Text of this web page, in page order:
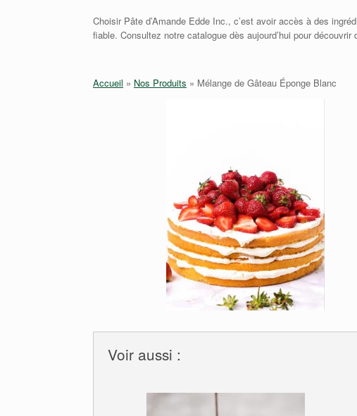
Choisir Pâte d’Amande Edde Inc., c’est avoir accès à des
fiable. Consultez notre catalogue dès aujourd’hui pour
Accueil » Nos Produits » Mélange de Gâteau Éponge Blanc
Voir aussi :